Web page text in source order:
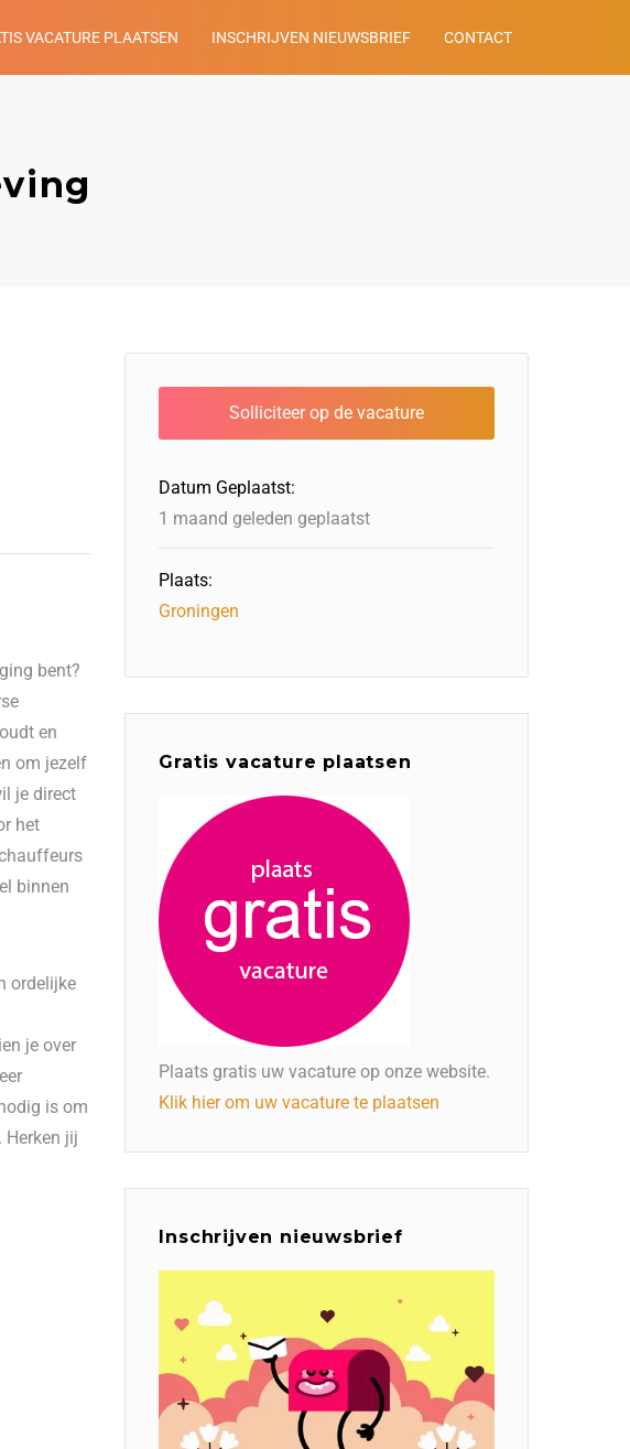
VACATURE PLAATSEN INSCHRIJVEN NIEUWSBRIEF CONTACT
bent?
en
om jezelf
je direct
het
binnen
ordelijke
je over
is om
Herken jij
Datum Geplaatst:
1 maand geleden geplaatst
Plaats:
Groningen
Gratis vacature plaatsen
Plaats gratis uw vacature op onze website.
Klik hier om uw vacature te plaatsen
Inschrijven nieuwsbrief